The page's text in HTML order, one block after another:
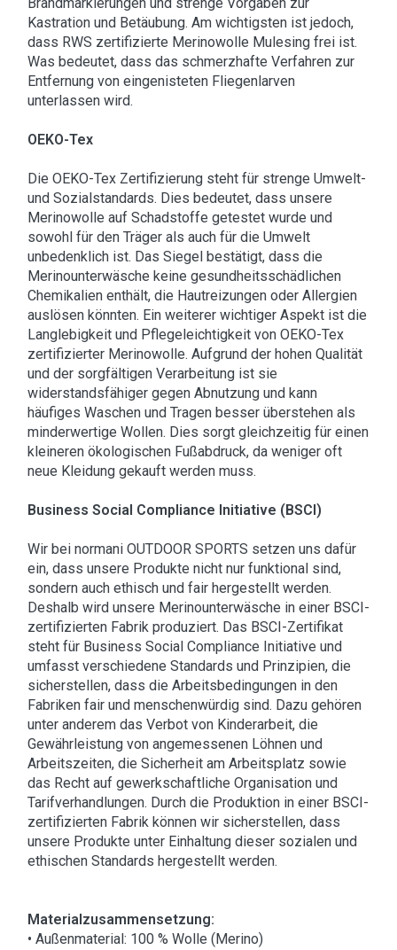
Kastration und Betäubung. Am wichtigsten ist jedoch,
dass RWS zertifizierte Merinowolle Mulesing frei ist.
Was bedeutet, dass das schmerzhafte Verfahren zur
Entfernung von eingenisteten Fliegenlarven
unterlassen wird.
OEKO-Tex
Die OEKO-Tex Zertifizierung steht für strenge Umwelt-
und Sozialstandards. Dies bedeutet, dass unsere
Merinowolle auf Schadstoffe getestet wurde und
sowohl für den Träger als auch für die Umwelt
unbedenklich ist. Das Siegel bestätigt, dass die
Merinounterwäsche keine gesundheitsschädlichen
Chemikalien enthält, die Hautreizungen oder Allergien
auslösen könnten. Ein weiterer wichtiger Aspekt ist die
Langlebigkeit und Pflegeleichtigkeit von OEKO-Tex
zertifizierter Merinowolle. Aufgrund der hohen Qualität
und der sorgfältigen Verarbeitung ist sie
widerstandsfähiger gegen Abnutzung und kann
häufiges Waschen und Tragen besser überstehen als
minderwertige Wollen. Dies sorgt gleichzeitig für einen
kleineren ökologischen Fußabdruck, da weniger oft
neue Kleidung gekauft werden muss.
Business Social Compliance Initiative (BSCI)
Wir bei normani OUTDOOR SPORTS setzen uns dafür
ein, dass unsere Produkte nicht nur funktional sind,
sondern auch ethisch und fair hergestellt werden.
Deshalb wird unsere Merinounterwäsche in einer BSCI-
zertifizierten Fabrik produziert. Das BSCI-Zertifikat
steht für Business Social Compliance Initiative und
umfasst verschiedene Standards und Prinzipien, die
sicherstellen, dass die Arbeitsbedingungen in den
Fabriken fair und menschenwürdig sind. Dazu gehören
unter anderem das Verbot von Kinderarbeit, die
Gewährleistung von angemessenen Löhnen und
Arbeitszeiten, die Sicherheit am Arbeitsplatz sowie
das Recht auf gewerkschaftliche Organisation und
Tarifverhandlungen. Durch die Produktion in einer BSCI-
zertifizierten Fabrik können wir sicherstellen, dass
unsere Produkte unter Einhaltung dieser sozialen und
ethischen Standards hergestellt werden.
Materialzusammensetzung:
• Außenmaterial: 100 % Wolle (Merino)